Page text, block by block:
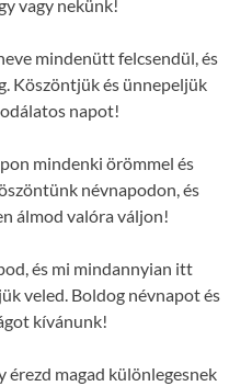
vagy nekünk!
mindenütt felcsendül, és
Köszöntjük és ünnepeljük
napot!
mindenki örömmel és
névnapodon, és
álmod valóra váljon!
és mi mindannyian itt
veled. Boldog névnapot és
kívánunk!
magad különlegesnek